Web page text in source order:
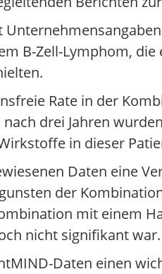
B-Zell-Lymphom,
Rate in der
drei Jahren
in dieser
Daten eine
der
mit einem
nicht signifikant war.
Daten einen